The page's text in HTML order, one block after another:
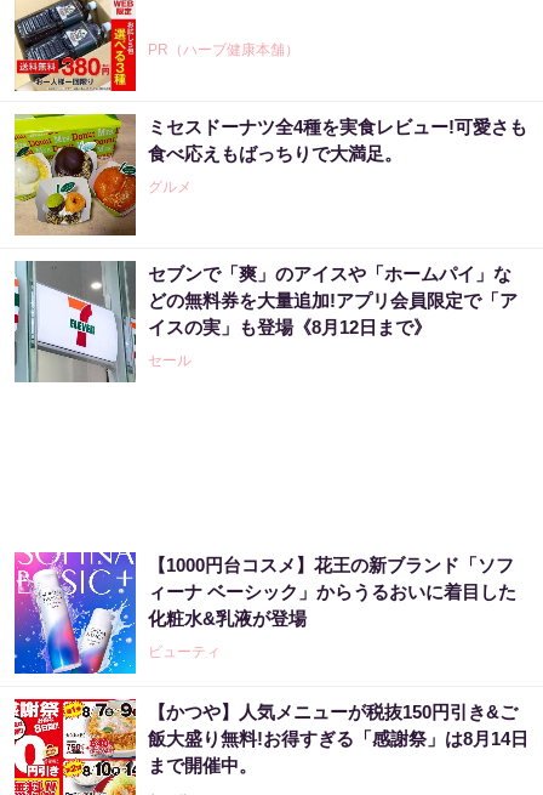
PR（ハーブ健康本舗）
ミセスドーナツ全4種を実食レビュー!可愛さも
食べ応えもばっちりで大満足。
グルメ
セブンで「爽」のアイスや「ホームパイ」な
どの無料券を大量追加!アプリ会員限定で「ア
イスの実」も登場《8月12日まで》
セール
【1000円台コスメ】花王の新ブランド「ソフ
ィーナ ベーシック」からうるおいに着目した
化粧水&乳液が登場
ビューティ
【かつや】人気メニューが税抜150円引き&ご
飯大盛り無料!お得すぎる「感謝祭」は8月14日
まで開催中。